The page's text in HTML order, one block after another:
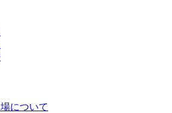
について